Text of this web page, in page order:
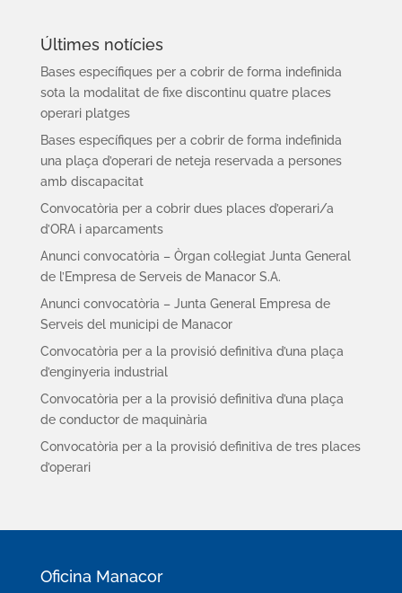
Últimes notícies
Bases específiques per a cobrir de forma indefinida
sota la modalitat de fixe discontinu quatre places
operari platges
Bases específiques per a cobrir de forma indefinida
una plaça d’operari de neteja reservada a persones
amb discapacitat
Convocatòria per a cobrir dues places d’operari/a
d’ORA i aparcaments
Anunci convocatòria – Òrgan col·legiat Junta General
de l’Empresa de Serveis de Manacor S.A.
Anunci convocatòria – Junta General Empresa de
Serveis del municipi de Manacor
Convocatòria per a la provisió definitiva d’una plaça
d’enginyeria industrial
Convocatòria per a la provisió definitiva d’una plaça
de conductor de maquinària
Convocatòria per a la provisió definitiva de tres places
d’operari
Oficina Manacor